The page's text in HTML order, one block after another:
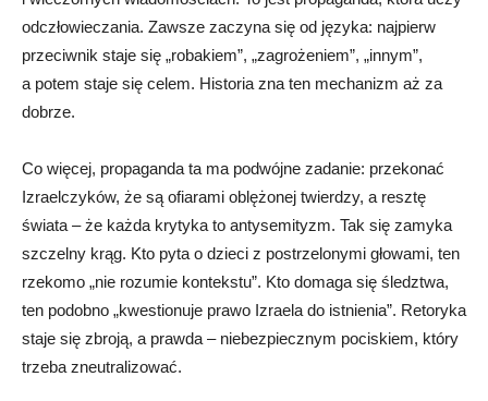
odczłowieczania. Zawsze zaczyna się od języka: najpierw
przeciwnik staje się „robakiem”, „zagrożeniem”, „innym”,
a potem staje się celem. Historia zna ten mechanizm aż za
dobrze.
Co więcej, propaganda ta ma podwójne zadanie: przekonać
Izraelczyków, że są ofiarami oblężonej twierdzy, a resztę
świata – że każda krytyka to antysemityzm. Tak się zamyka
szczelny krąg. Kto pyta o dzieci z postrzelonymi głowami, ten
rzekomo „nie rozumie kontekstu”. Kto domaga się śledztwa,
ten podobno „kwestionuje prawo Izraela do istnienia”. Retoryka
staje się zbroją, a prawda – niebezpiecznym pociskiem, który
trzeba zneutralizować.